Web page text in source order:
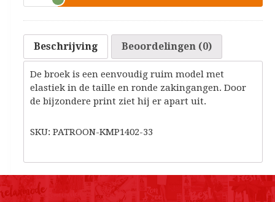
Beschrijving Beoordelingen (0)
De broek is een eenvoudig ruim model met
elastiek in de taille en ronde zakingangen. Door
de bijzondere print ziet hij er apart uit.
SKU: PATROON-KMP1402-33